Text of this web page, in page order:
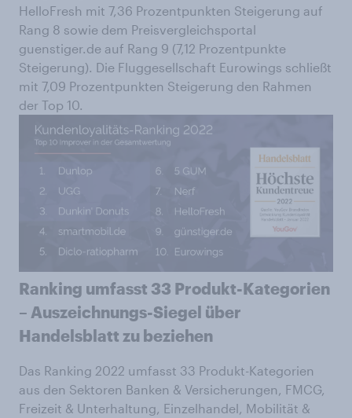
HelloFresh mit 7,36 Prozentpunkten Steigerung auf
Rang 8 sowie dem Preisvergleichsportal
guenstiger.de auf Rang 9 (7,12 Prozentpunkte
Steigerung). Die Fluggesellschaft Eurowings schließt
mit 7,09 Prozentpunkten Steigerung den Rahmen
der Top 10.
Ranking umfasst 33 Produkt-Kategorien
– Auszeichnungs-Siegel über
Handelsblatt zu beziehen
Das Ranking 2022 umfasst 33 Produkt-Kategorien
aus den Sektoren Banken & Versicherungen, FMCG,
Freizeit & Unterhaltung, Einzelhandel, Mobilität &